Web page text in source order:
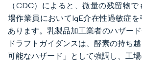
（CDC）によると、微量の残留物
場作業員においてIgE介在性過敏症
あります。乳製品加工業者のハザー
ドラフトガイダンスは、酵素の持ち
可能なハザード」として強調し、工